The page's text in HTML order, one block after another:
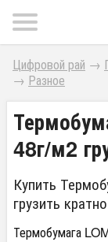
Цифровой рай →
→ Разное
48г/м2
Купить
грузить
Термобумага